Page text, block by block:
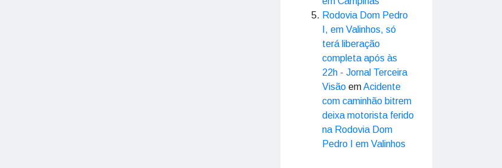
Rodovia Dom Pedro
I, em Valinhos, só
terá liberação
completa após às
22h - Jornal Terceira
Visão emAcidente
com caminhão bitrem
deixa motorista ferido
na Rodovia Dom
Pedro I em Valinhos